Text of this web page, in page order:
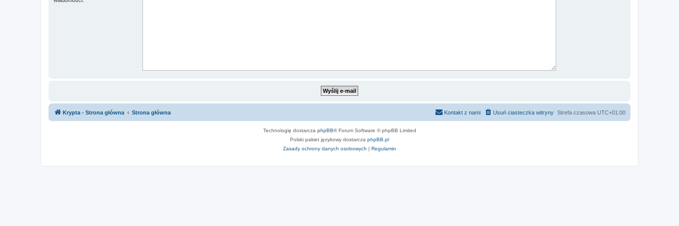
Krypta - Strona główna Strona główna Strefa czasowa UTC+01:00
Usuń ciasteczka witryny
Kontakt z nami
Technologię dostarcza phpBB® Forum Software © phpBB Limited
Polski pakiet językowy dostarcza phpBB.pl
Zasady ochrony danych osobowych | Regulamin